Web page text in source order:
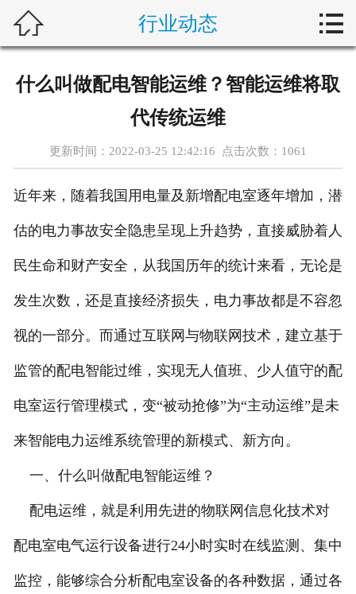
新闻动态
客户案例
设备维护
行业动态
在线留言
 行业动态 
什么叫做配电智能运维？智能运维将取
代传统运维
更新时间：2022-03-25 12:42:16 点击次数： 1061
近年来，随着我国用电量及新增配电室逐年增加，潜
估的电力事故安全隐患呈现上升趋势，直接威胁着人
民生命和财产安全，从我国历年的统计来看，无论是
发生次数，还是直接经济损失，电力事故都是不容忽
视的一部分。而通过互联网与物联网技术，建立基于
监管的配电智能过维，实现无人值班、少人值守的配
电室运行管理模式，变“被动抢修”为“主动运维”是未
来智能电力运维系统管理的新模式、新方向。
一、什么叫做配电智能运维？
配电运维，就是利用先进的物联网信息化技术对
配电室电气运行设备进行24小时实时在线监测、集中
监控，能够综合分析配电室设备的各种数据，通过各